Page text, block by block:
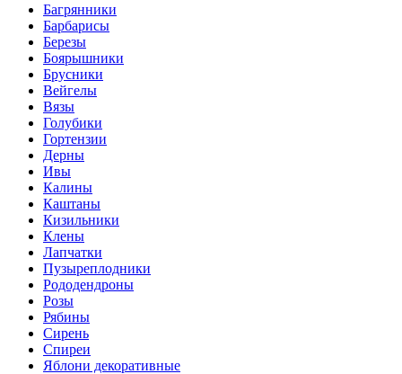
Багрянники
Барбарисы
Березы
Боярышники
Брусники
Вейгелы
Вязы
Голубики
Гортензии
Дерны
Ивы
Калины
Каштаны
Кизильники
Клены
Лапчатки
Пузыреплодники
Рододендроны
Розы
Рябины
Сирень
Спиреи
Яблони декоративные